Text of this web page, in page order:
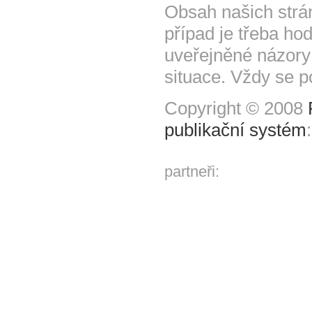
Obsah našich
případ je třeba
uveřejněné
situace. Vždy se
Copyright © 2008
publikační systém
partneři: